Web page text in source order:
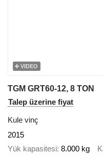
VIDEO
TGM GRT60-12, 8 TON
Talep üzerine fiyat
Kule vinç
2015
Yük kapasitesi 8.000 kg